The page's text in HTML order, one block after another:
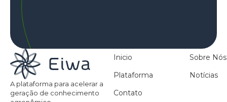
A plataforma para acelerar a
geração de conhecimento
Inicio
Sobre Nós
Plataforma
Notícias
Contato